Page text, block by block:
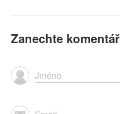
Zanechte komentář